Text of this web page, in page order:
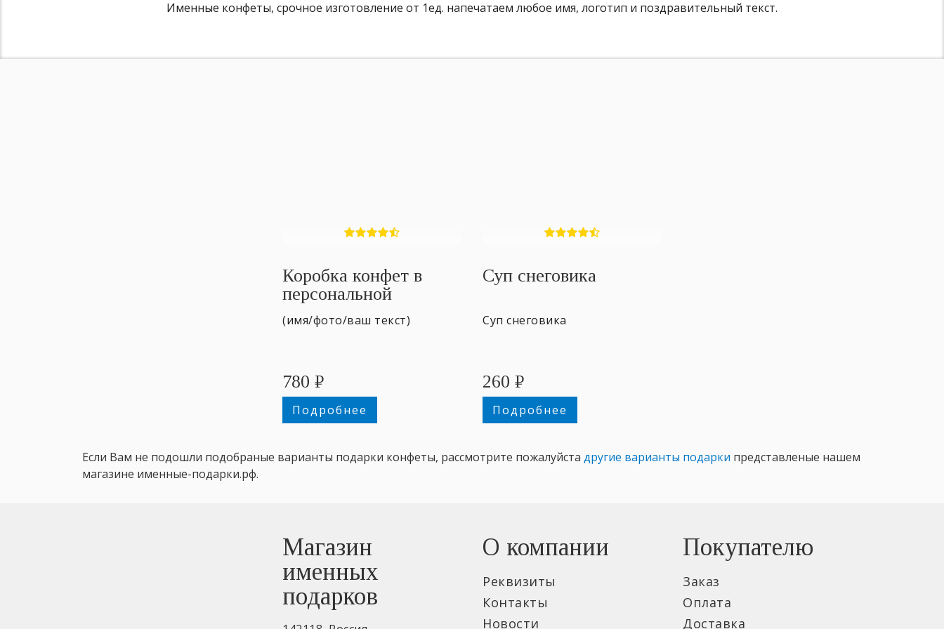
Именные конфеты, срочное изготовление от 1ед. напечатаем любое имя, логотип и поздравительный текст.
Коробка конфет в
персональной
упаковке
(имя/фото/ваш текст)
780 ₽
Подробнее
Суп снеговика
Суп снеговика
260 ₽
Подробнее
Если Вам не подошли подобраные варианты подарки конфеты, рассмотрите пожалуйста другие варианты подарки представленые нашем
магазине именные-подарки.рф.
Магазин
именных
подарков
О компании
Реквизиты
Контакты
Новости
Покупателю
Заказ
Оплата
Доставка